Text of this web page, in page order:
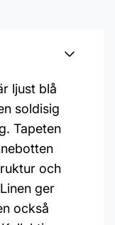
ljust blå
soldisig
Tapeten
och
ger
också